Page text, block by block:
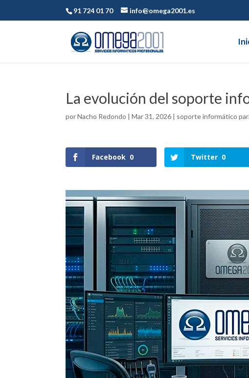
91 724 01 70 info@omega2001.es
La evolución del soporte
porNacho Redondo |Mar 31, 2026 | soporte informático
Facebook 0 Twitter 0